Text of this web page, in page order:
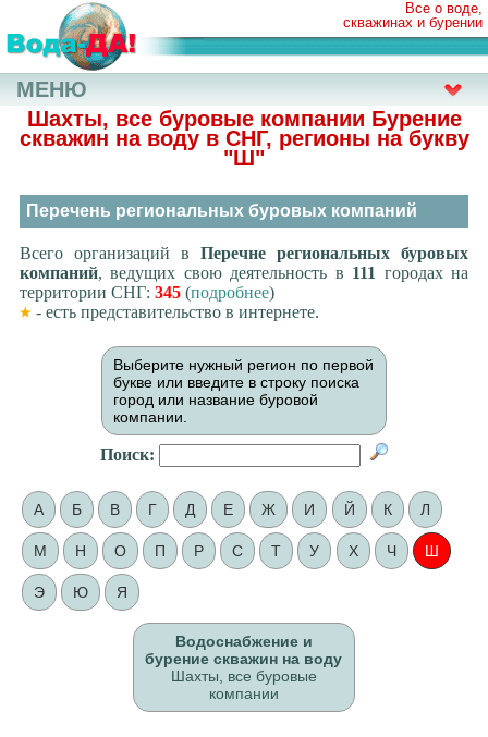
Все о воде,
скважинах и бурении
Шахты, все буровые компании Бурение
скважин на воду в СНГ, регионы на букву
"Ш"
Перечень региональных буровых компаний
Всего организаций вПеречне региональных буровых
компаний, ведущих свою деятельность в 111 городах на
территории СНГ: 345(подробнее)
- есть представительство в интернете.
Выберите нужный регион по первой
букве или введите в строку поиска
город или название буровой
компании.
Поиск:
А Б В Г Д Е Ж И Й К Л
М Н О П Р С Т У Х Ч Ш
Э Ю Я
Водоснабжение и
бурение скважин на воду
Шахты, все буровые
компании
МЕНЮ